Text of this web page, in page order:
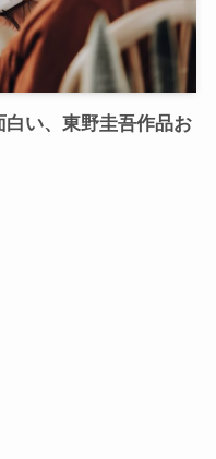
白い、東野圭吾作品お